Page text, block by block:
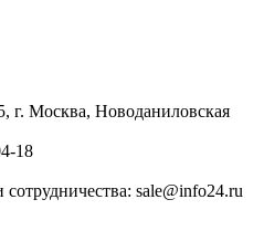
г. Москва, Новоданиловская
18
sale@info24.ru